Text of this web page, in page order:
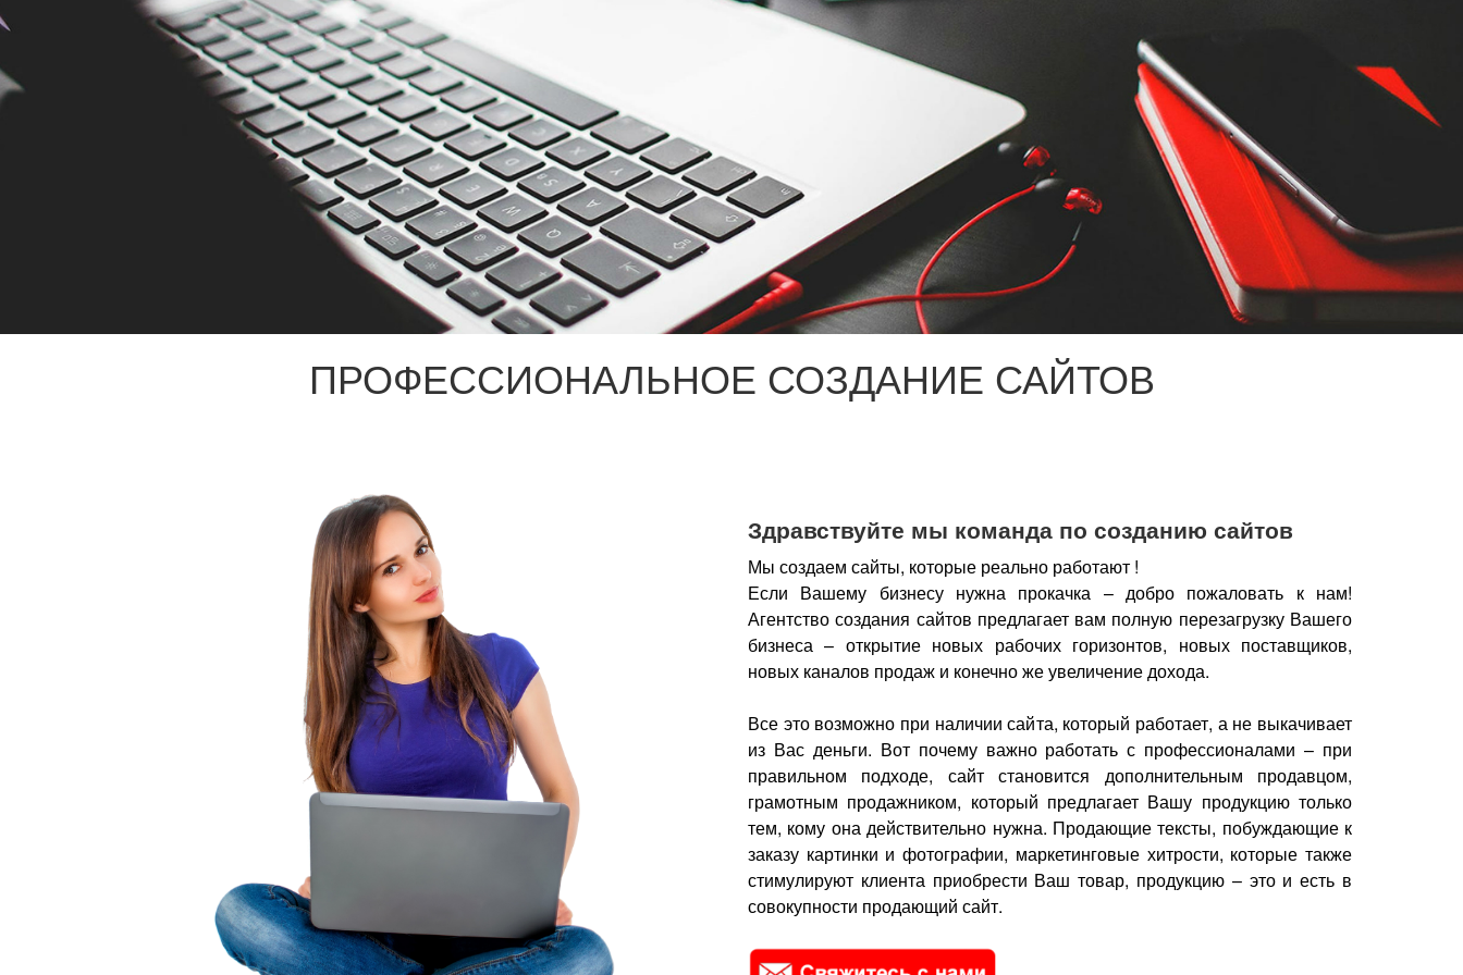
ПРОФЕССИОНАЛЬНОЕ СОЗДАНИЕ САЙТОВ
Здравствуйте мы команда по созданию сайтов
Мы создаем сайты, которые реально работают !
Если Вашему бизнесу нужна прокачка – добро пожаловать к нам!
Агентство создания сайтов предлагает вам полную перезагрузку Вашего
бизнеса – открытие новых рабочих горизонтов, новых поставщиков,
новых каналов продаж и конечно же увеличение дохода.
Все это возможно при наличии сайта, который работает, а не выкачивает
из Вас деньги. Вот почему важно работать с профессионалами – при
правильном подходе, сайт становится дополнительным продавцом,
грамотным продажником, который предлагает Вашу продукцию только
тем, кому она действительно нужна. Продающие тексты, побуждающие к
заказу картинки и фотографии, маркетинговые хитрости, которые также
стимулируют клиента приобрести Ваш товар, продукцию – это и есть в
совокупности продающий сайт.